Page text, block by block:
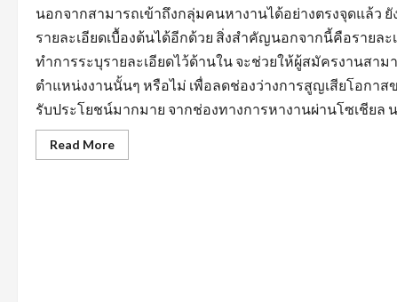
นอกจากสามารถเข้าถึงกลุ่มคนหางานได้อย่างตรงจุดแล้ว
รายละเอียดเบื้องต้นได้อีกด้วย สิ่งสำคัญนอกจากนี้คือราย
ทำการระบุรายละเอียดไว้ด้านใน จะช่วยให้ผู้สมัครงานสา
ตำแหน่งงานนั้นๆ หรือไม่ เพื่อลดช่องว่างการสูญเสียโอกา
รับประโยชน์มากมาย จากช่องทางการหางานผ่านโซเชียล
Read MoreRead
more